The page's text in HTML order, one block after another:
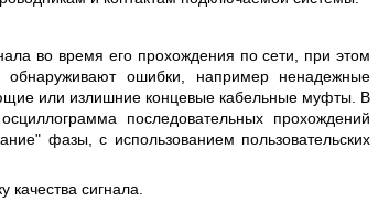
во время его прохождения по сети, при этом
обнаруживают ошибки, например ненадежные
или излишние концевые кабельные муфты. В
последовательных прохождений
фазы, с использованием пользовательских
сигнала.